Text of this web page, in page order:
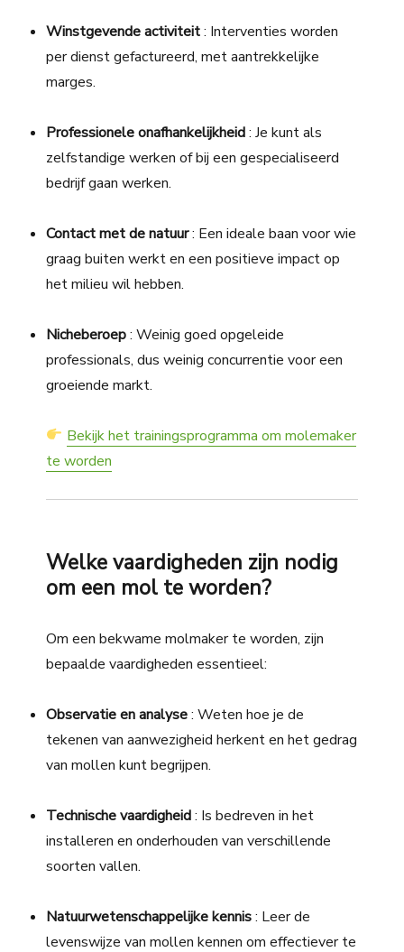
Winstgevende activiteit: Interventies worden
per dienst gefactureerd, met aantrekkelijke
marges.
Professionele onafhankelijkheid: Je kunt als
zelfstandige werken of bij een gespecialiseerd
bedrijf gaan werken.
Contact met de natuur: Een ideale baan voor wie
graag buiten werkt en een positieve impact op
het milieu wil hebben.
Nicheberoep: Weinig goed opgeleide
professionals, dus weinig concurrentie voor een
groeiende markt.
Bekijk het trainingsprogramma om molemaker
te worden
Welke vaardigheden zijn nodig
om een mol te worden?
Om een bekwame molmaker te worden, zijn
bepaalde vaardigheden essentieel:
Observatie en analyse: Weten hoe je de
tekenen van aanwezigheid herkent en het gedrag
van mollen kunt begrijpen.
Technische vaardigheid: Is bedreven in het
installeren en onderhouden van verschillende
soorten vallen.
Natuurwetenschappelijke kennis: Leer de
levenswijze van mollen kennen om effectiever te